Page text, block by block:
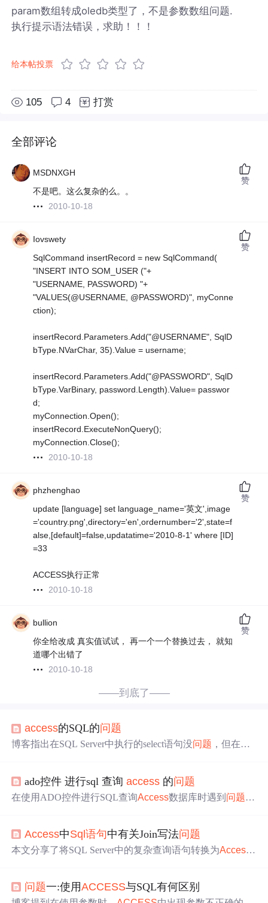
param数组转成oledb类型了，不是参数数组问题.
执行提示语法错误，求助！！！
给本帖投票
105 4 打赏
全部评论
MSDNXGH
不是吧。这么复杂的么。。
2010-10-18
赞
Iovswety
SqlCommand insertRecord = new SqlCommand(
"INSERT INTO SOM_USER ("+
"USERNAME, PASSWORD) "+
"VALUES(@USERNAME, @PASSWORD)", myConne
ction);
insertRecord.Parameters.Add("@USERNAME", SqlD
bType.NVarChar, 35).Value = username;
insertRecord.Parameters.Add("@PASSWORD", SqlD
bType.VarBinary, password.Length).Value= passwor
d;
myConnection.Open();
insertRecord.ExecuteNonQuery();
myConnection.Close();
2010-10-18
赞
phzhenghao
update [language] set language_name='英文',image
='country.png',directory='en',ordernumber='2',state=f
alse,[default]=false,updatatime='2010-8-1' where [ID]
=33
ACCESS执行正常
2010-10-18
赞
bullion
你全给改成 真实值试试， 再一个一个替换过去， 就知
道哪个出错了
2010-10-18
赞
——到底了——
access的SQL的问题
博客指出在SQL Server中执行的select语句没问题 ，但在Ac
函数来解决问题。
ado控件 进行sql 查询access 的问题
在使用ADO控件进行SQL查询Access数据库时遇到 问题，
c'得到的ID为4400左右，但在VB6中执行同样的
，得到的ID却约为6620，存在明显差异。
Access中Sql语句中有关Join写法问题
本文分享了将SQL Server中的复杂查询语句转换为Access
问题一:使用ACCESS与SQL有何区别